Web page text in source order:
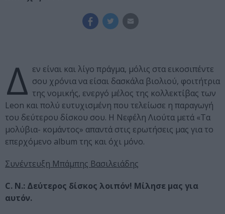
Δ εν είναι και λίγο πράγμα, μόλις στα εικοσιπέντε
σου χρόνια να είσαι δασκάλα βιολιού, φοιτήτρια
της νομικής, ενεργό μέλος της κολλεκτίβας των
Leon και πολύ ευτυχισμένη που τελείωσε η παραγωγή
του δεύτερου δίσκου σου. Η Νεφέλη Λιούτα μετά «Τα
μολύβια- κομάντος» απαντά στις ερωτήσεις μας για το
επερχόμενο album της και όχι μόνο.
Συνέντευξη Μπάμπης Βασιλειάδης
C. N.: Δεύτερος δίσκος λοιπόν! Μίλησε μας για
αυτόν.